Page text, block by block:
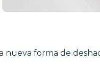
nueva forma de